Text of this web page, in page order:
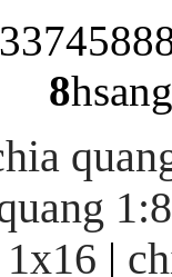
8
1:8
|